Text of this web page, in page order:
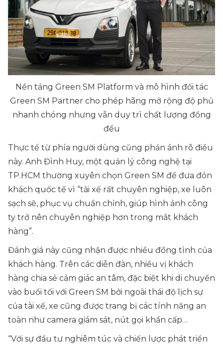
Nền tảng Green SM Platform và mô hình đối tác
Green SM Partner cho phép hãng mở rộng độ phủ
nhanh chóng nhưng vẫn duy trì chất lượng đồng
đều
Thực tế từ phía người dùng cũng phản ánh rõ điều
này. Anh Đình Huy, một quản lý công nghệ tại
TP.HCM thường xuyên chọn Green SM để đưa đón
khách quốc tế vì “tài xế rất chuyên nghiệp, xe luôn
sạch sẽ, phục vụ chuẩn chỉnh, giúp hình ảnh công
ty trở nên chuyên nghiệp hơn trong mắt khách
hàng”.
Đánh giá này cũng nhận được nhiều đồng tình của
khách hàng. Trên các diễn đàn, nhiều vị khách
hàng chia sẻ cảm giác an tâm, đặc biệt khi di chuyển
vào buổi tối với Green SM bởi ngoài thái độ lịch sự
của tài xế, xe cũng được trang bị các tính năng an
toàn như camera giám sát, nút gọi khẩn cấp…
“Với sự đầu tư nghiêm túc và chiến lược phát triển